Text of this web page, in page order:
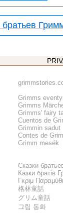
братьев
Grimms
Grimms
Grimms' fairy
Cuentos de
Grimmin sadut
Contes de
Grimm mesék
Сказки
Казки братів
Γκριμ
格林童話
グリム童話
그림 동화